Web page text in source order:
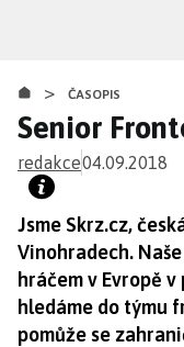
obsahu
> ČASOPIS
Senior
redakce04.09.2018
Jsme Skrz.cz,
Vinohradech.
hráčem v Evropě
hledáme do týmu
pomůže se